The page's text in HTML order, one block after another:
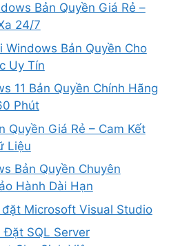
Bản Quyền Giá Rẻ –
24/7
Windows Bản Quyền Cho
Uy Tín
11 Bản Quyền Chính Hãng
Phút
Quyền Giá Rẻ – Cam Kết
Liệu
Bản Quyền Chuyên
Hành Dài Hạn
đặt Microsoft Visual Studio
Đặt SQL Server